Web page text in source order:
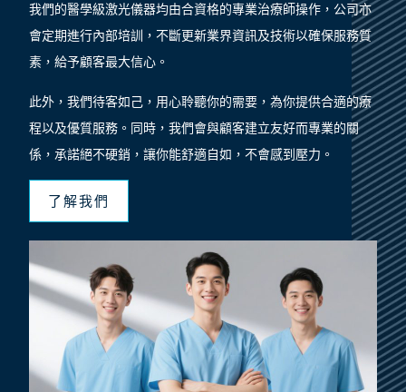
我們的醫學級激光儀器均由合資格的專業治療師操作，公司亦
會定期進行內部培訓，不斷更新業界資訊及技術以確保服務質
素，給予顧客最大信心。
此外，我們待客如己，用心聆聽你的需要，為你提供合適的療
程以及優質服務。同時，我們會與顧客建立友好而專業的關
係，承諾絕不硬銷，讓你能舒適自如，不會感到壓力。
了解我們